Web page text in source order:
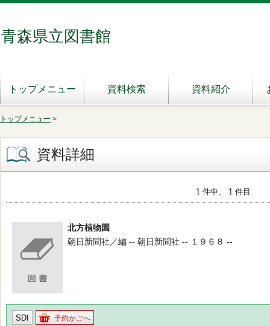
青森県立図書館
トップメニュー 資料検索 資料紹介
トップメニュー >
資料詳細
1 件中、 1 件目
北方植物園
朝日新聞社／編 -- 朝日新聞社 -- １９６８ --
SDI 予約かごへ